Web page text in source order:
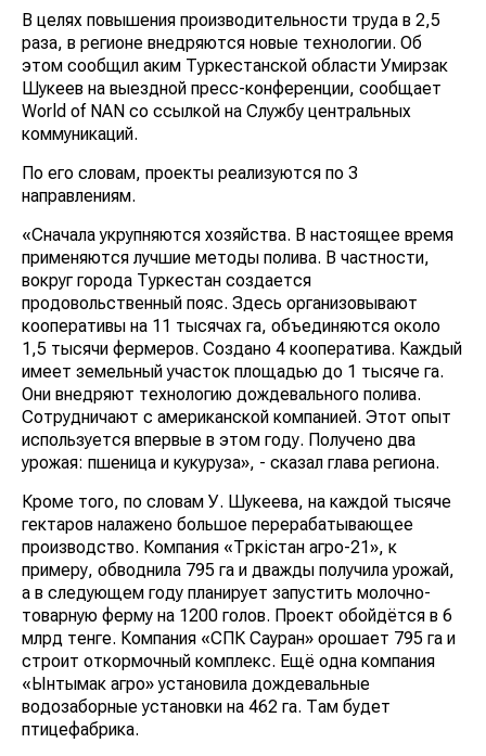
В целях повышения производительности труда в 2,5
раза, в регионе внедряются новые технологии. Об
этом сообщил аким Туркестанской области Умирзак
Шукеев на выездной пресс-конференции, сообщает
World of NAN со ссылкой на Службу центральных
коммуникаций.
По его словам, проекты реализуются по 3
направлениям.
«Сначала укрупняются хозяйства. В настоящее время
применяются лучшие методы полива. В частности,
вокруг города Туркестан создается
продовольственный пояс. Здесь организовывают
кооперативы на 11 тысячах га, объединяются около
1,5 тысячи фермеров. Создано 4 кооператива. Каждый
имеет земельный участок площадью до 1 тысяче га.
Они внедряют технологию дождевального полива.
Сотрудничают с американской компанией. Этот опыт
используется впервые в этом году. Получено два
урожая: пшеница и кукуруза», - сказал глава региона.
Кроме того, по словам У. Шукеева, на каждой тысяче
гектаров налажено большое перерабатывающее
производство. Компания «Түркістан агро-21», к
примеру, обводнила 795 га и дважды получила урожай,
а в следующем году планирует запустить молочно-
товарную ферму на 1200 голов. Проект обойдётся в 6
млрд тенге. Компания «СПК Сауран» орошает 795 га и
строит откормочный комплекс. Ещё одна компания
«Ынтымак агро» установила дождевальные
водозаборные установки на 462 га. Там будет
птицефабрика.